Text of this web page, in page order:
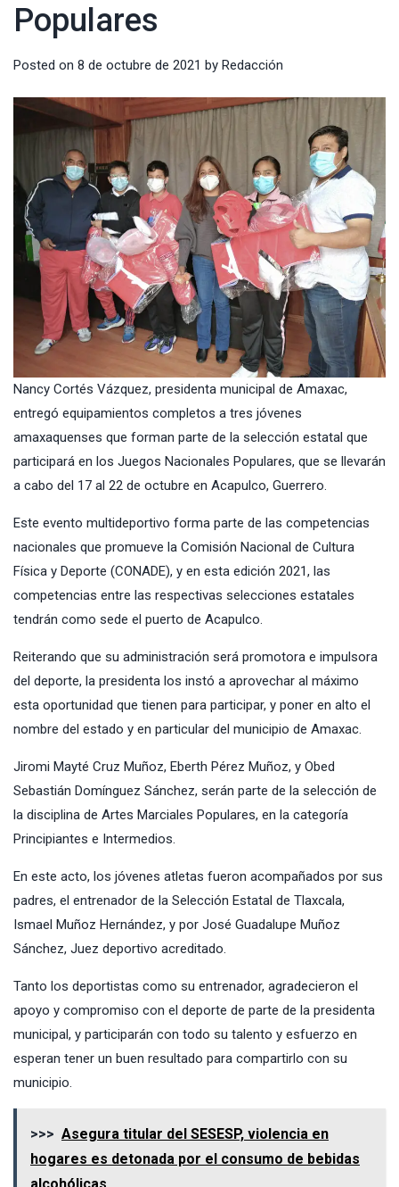
Populares
Posted on 8 de octubre de 2021 by Redacción
Nancy Cortés Vázquez, presidenta municipal de Amaxac,
entregó equipamientos completos a tres jóvenes
amaxaquenses que forman parte de la selección estatal que
participará en los Juegos Nacionales Populares, que se llevarán
a cabo del 17 al 22 de octubre en Acapulco, Guerrero.
Este evento multideportivo forma parte de las competencias
nacionales que promueve la Comisión Nacional de Cultura
Física y Deporte (CONADE), y en esta edición 2021, las
competencias entre las respectivas selecciones estatales
tendrán como sede el puerto de Acapulco.
Reiterando que su administración será promotora e impulsora
del deporte, la presidenta los instó a aprovechar al máximo
esta oportunidad que tienen para participar, y poner en alto el
nombre del estado y en particular del municipio de Amaxac.
Jiromi Mayté Cruz Muñoz, Eberth Pérez Muñoz, y Obed
Sebastián Domínguez Sánchez, serán parte de la selección de
la disciplina de Artes Marciales Populares, en la categoría
Principiantes e Intermedios.
En este acto, los jóvenes atletas fueron acompañados por sus
padres, el entrenador de la Selección Estatal de Tlaxcala,
Ismael Muñoz Hernández, y por José Guadalupe Muñoz
Sánchez, Juez deportivo acreditado.
Tanto los deportistas como su entrenador, agradecieron el
apoyo y compromiso con el deporte de parte de la presidenta
municipal, y participarán con todo su talento y esfuerzo en
esperan tener un buen resultado para compartirlo con su
municipio.
>>> Asegura titular del SESESP, violencia en
hogares es detonada por el consumo de bebidas